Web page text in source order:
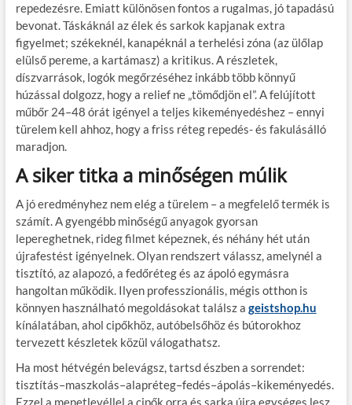
repedezésre. Emiatt különösen fontos a rugalmas, jó tapadású
bevonat. Táskáknál az élek és sarkok kapjanak extra
figyelmet; székeknél, kanapéknál a terhelési zóna (az ülőlap
elülső pereme, a kartámasz) a kritikus. A részletek,
díszvarrások, logók megőrzéséhez inkább több könnyű
húzással dolgozz, hogy a relief ne „tömődjön el”. A felújított
műbőr 24–48 órát igényel a teljes kikeményedéshez – ennyi
türelem kell ahhoz, hogy a friss réteg repedés- és fakulásálló
maradjon.
A siker titka a minőségen múlik
A jó eredményhez nem elég a türelem – a megfelelő termék is
számít. A gyengébb minőségű anyagok gyorsan
lepereghetnek, rideg filmet képeznek, és néhány hét után
újrafestést igényelnek. Olyan rendszert válassz, amelynél a
tisztító, az alapozó, a fedőréteg és az ápoló egymásra
hangoltan működik. Ilyen professzionális, mégis otthon is
könnyen használható megoldásokat találsz a geistshop.hu
kínálatában, ahol cipőkhöz, autóbelsőhöz és bútorokhoz
tervezett készletek közül válogathatsz.
Ha most hétvégén belevágsz, tartsd észben a sorrendet:
tisztítás–maszkolás–alapréteg–fedés–ápolás–kikeményedés.
Ezzel a menetlevéllel a cipők orra és sarka újra egységes lesz,